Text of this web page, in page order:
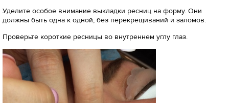
Уделите особое внимание выкладки ресниц на форму. Они
должны быть одна к одной, без перекрещиваний и заломов.
Проверьте короткие ресницы во внутреннем углу глаз.